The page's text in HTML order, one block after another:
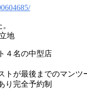
地
４名の中型店
トが最後までのマンツ
り完全予約制